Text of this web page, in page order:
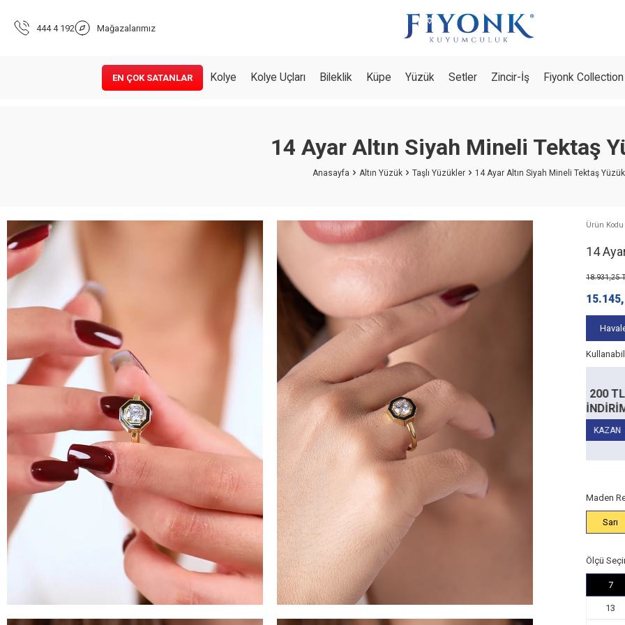
444 4 192 Mağazalarımız
EN ÇOK SATANLAR Kolye Kolye Uçları Bileklik Küpe Yüzük Setler Zincir-İş Fiyonk Collection
14 Ayar Altın Siyah Mineli Tektaş
Anasayfa Altın Yüzük Taşlı Yüzükler 14 Ayar Altın Siyah Mineli Tektaş Yüzük
Ürün
14
18.931,25
100 TL
İNDİRİM
KAZAN
Alt Limit
5.000
TL
İndirim:100
TL
14 Ayar
Ürünlerde
200 TL
İNDİRİM
KAZAN
Maden
Sarı
Ölçü
7
13